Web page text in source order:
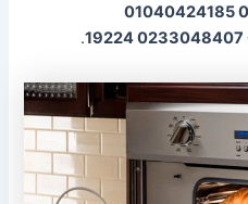
01033100236 01033100381 01040424185
.